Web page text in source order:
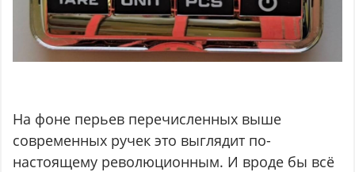
На фоне перьев перечисленных выше
современных ручек это выглядит по-
настоящему революционным. И вроде бы всё